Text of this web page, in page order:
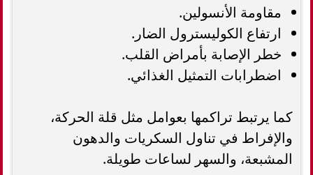
مقاومة الأنسولين.
ارتفاع الكوليسترول الضار.
خطر الإصابة بأمراض القلب.
اضطرابات التمثيل الغذائي.
كما يرتبط تراكمها بعوامل مثل قلة الحركة،
والإفراط في تناول السكريات والدهون
المشبعة، والسهر لساعات طويلة.